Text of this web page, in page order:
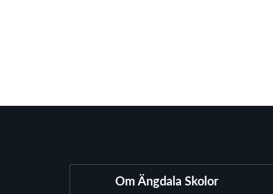
Om Ängdala Skolor